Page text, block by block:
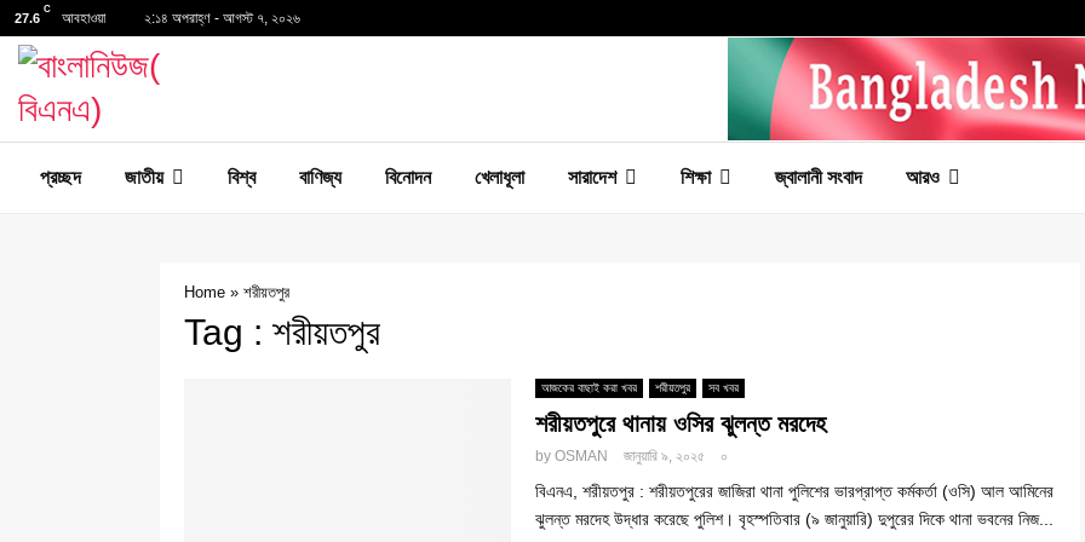
27.6
C
আবহাওয়া ২:১৪ অপরাহ্ণ - আগস্ট ৭, ২০২৬
প্রচ্ছদ জাতীয় বিশ্ব বাণিজ্য বিনোদন খেলাধূলা সারাদেশ শিক্ষা জ্বালানী সংবাদ আরও
Home » শরীয়তপুর
Tag : শরীয়তপুর
আজকের বাছাই করা খবর শরীয়তপুর সব খবর
শরীয়তপুরে থানায় ওসির ঝুলন্ত মরদেহ
by OSMAN জানুয়ারি ৯, ২০২৫ ০
বিএনএ, শরীয়তপুর : শরীয়তপুরের জাজিরা থানা পুলিশের ভারপ্রাপ্ত কর্মকর্তা (ওসি) আল আমিনের
ঝুলন্ত মরদেহ উদ্ধার করেছে পুলিশ। বৃহস্পতিবার (৯ জানুয়ারি) দুপুরের দিকে থানা ভবনের নিজ...